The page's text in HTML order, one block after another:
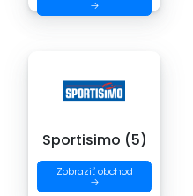
→
Sportisimo (5)
Zobraziť obchod
→